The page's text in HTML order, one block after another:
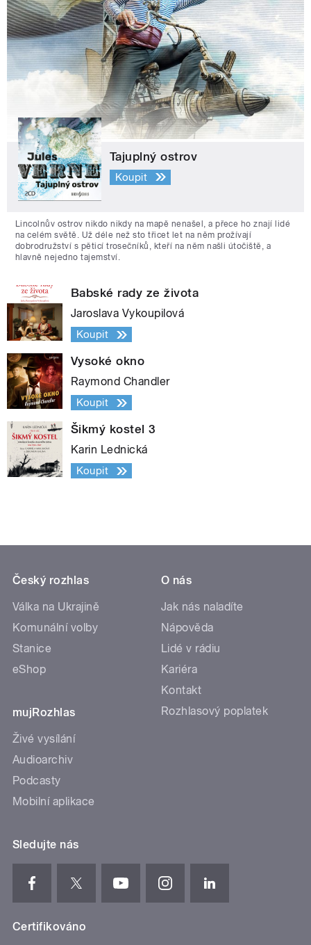
Tajuplný ostrov
Koupit
Lincolnův ostrov nikdo nikdy na mapě nenašel, a přece ho znají lidé
na celém světě. Už déle než sto třicet let na něm prožívají
dobrodružství s pěticí trosečníků, kteří na něm našli útočiště, a
hlavně nejedno tajemství.
Babské rady ze života
Jaroslava Vykoupilová
Koupit
Vysoké okno
Raymond Chandler
Koupit
Šikmý kostel 3
Karin Lednická
Koupit
Český rozhlas
Válka na Ukrajině
Komunální volby
Stanice
eShop
mujRozhlas
Živé vysílání
Audioarchiv
Podcasty
Mobilní aplikace
O nás
Jak nás naladíte
Nápověda
Lidé v rádiu
Kariéra
Kontakt
Rozhlasový poplatek
Sledujte nás
Certifikováno